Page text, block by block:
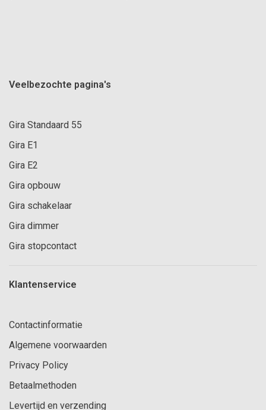
Veelbezochte pagina's
Gira Standaard 55
Gira E1
Gira E2
Gira opbouw
Gira schakelaar
Gira dimmer
Gira stopcontact
Klantenservice
Contactinformatie
Algemene voorwaarden
Privacy Policy
Betaalmethoden
Levertijd en verzending